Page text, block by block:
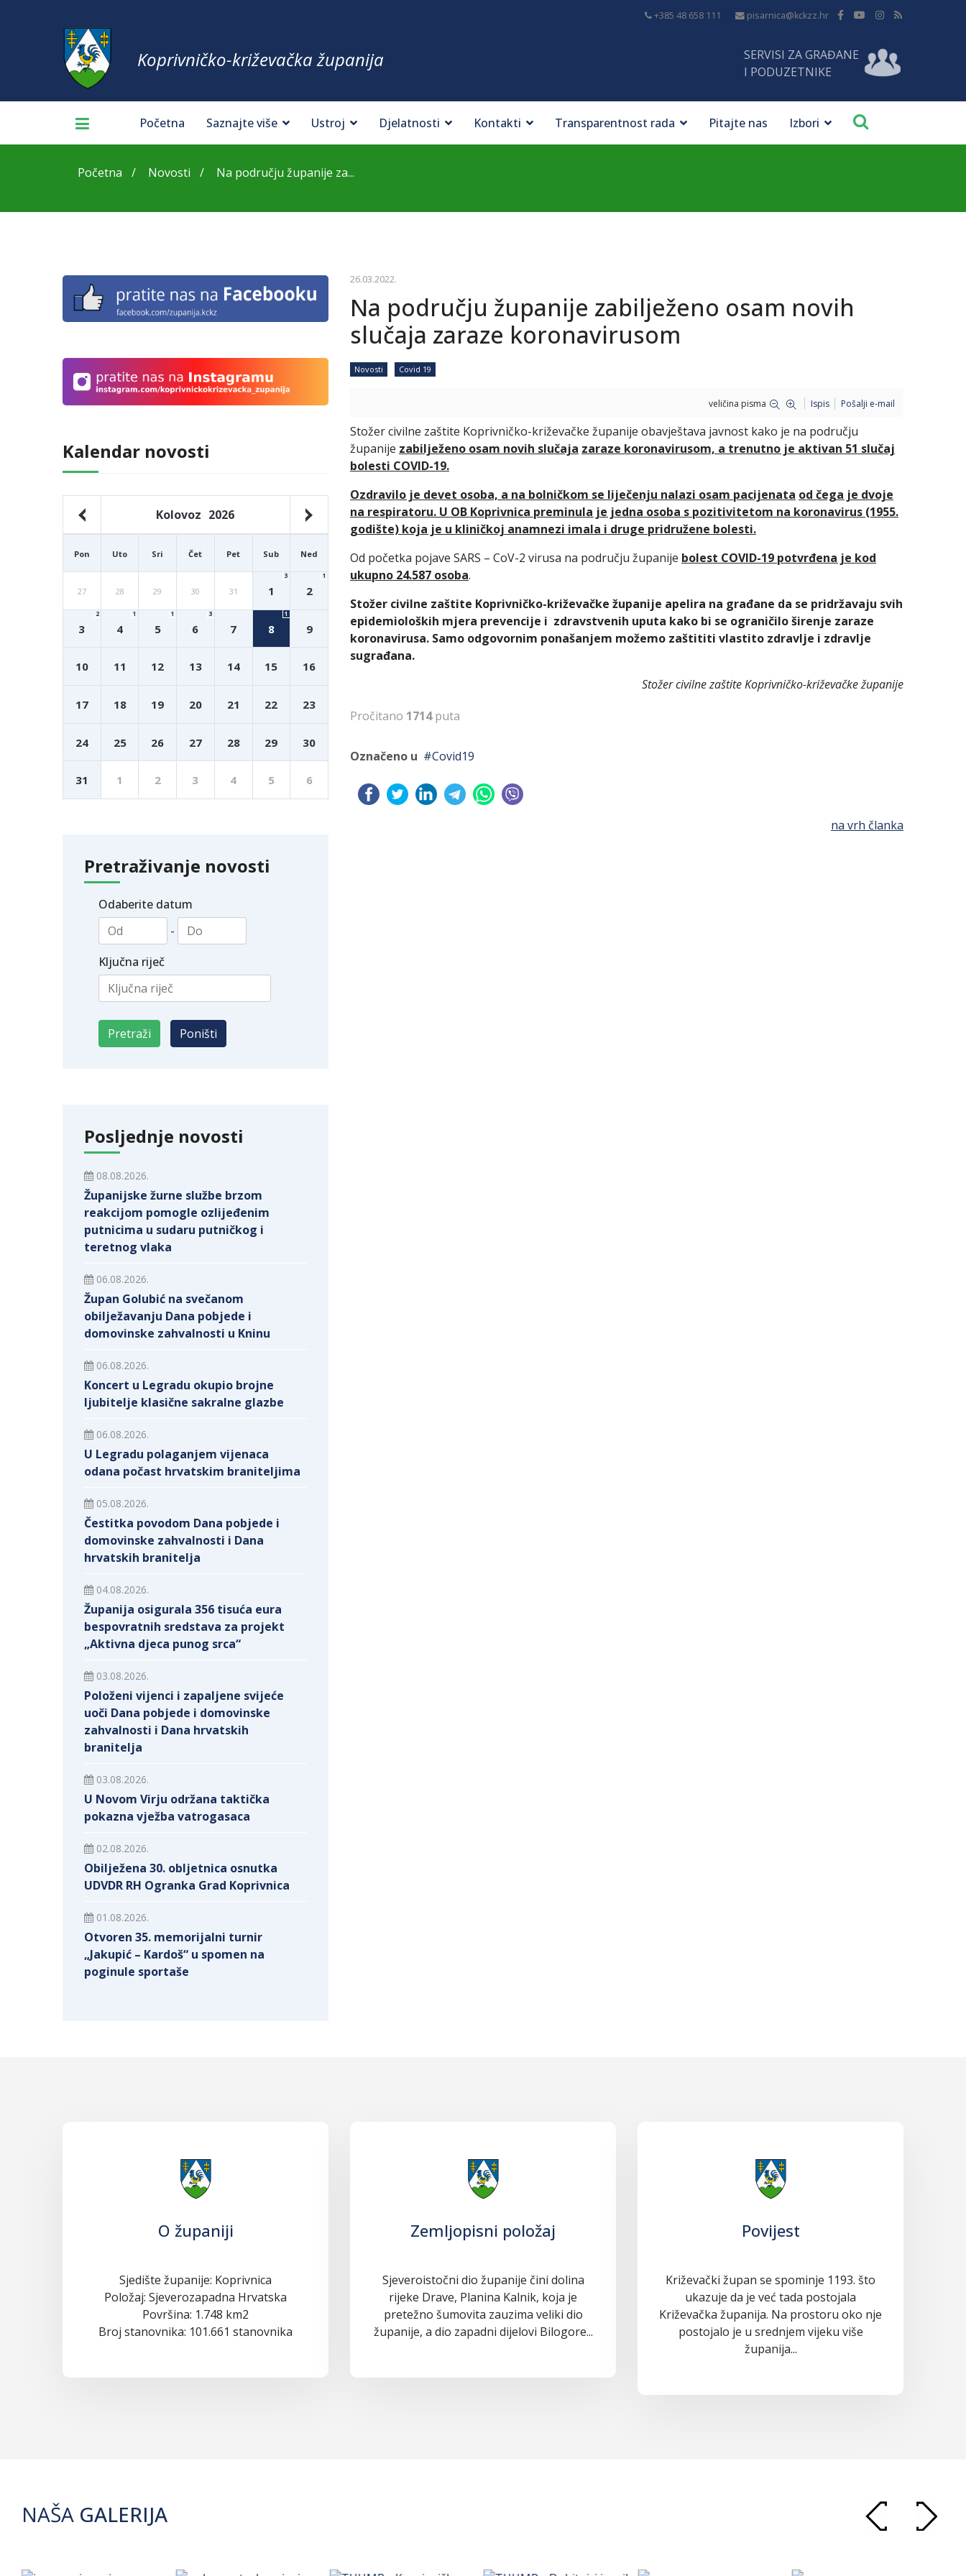
+385 48 658 111 pisarnica@kckzz.hr
Koprivničko-križevačka županija
SERVISI ZA GRAĐANE
I PODUZETNIKE
Početna Saznajte više Ustroj Djelatnosti Kontakti Transparentnost rada Pitajte nas Izbori
Početna Novosti Na području županije za...
Kalendar novosti
Kolovoz 2026
Pon Uto Sri Čet Pet Sub Ned
27 28 29 30 31 1
3
2
1
3
2
4
1
5
1
6
3
7 8
1
9
10 11 12 13 14 15 16
17 18 19 20 21 22 23
24 25 26 27 28 29 30
31 1 2 3 4 5 6
Pretraživanje novosti
Odaberite datum
-
Ključna riječ
Posljednje novosti
08.08.2026.
Županijske žurne službe brzom
reakcijom pomogle ozlijeđenim
putnicima u sudaru putničkog i
teretnog vlaka
06.08.2026.
Župan Golubić na svečanom
obilježavanju Dana pobjede i
domovinske zahvalnosti u Kninu
06.08.2026.
Koncert u Legradu okupio brojne
ljubitelje klasične sakralne glazbe
06.08.2026.
U Legradu polaganjem vijenaca
odana počast hrvatskim braniteljima
05.08.2026.
Čestitka povodom Dana pobjede i
domovinske zahvalnosti i Dana
hrvatskih branitelja
04.08.2026.
Županija osigurala 356 tisuća eura
bespovratnih sredstava za projekt
„Aktivna djeca punog srca“
03.08.2026.
Položeni vijenci i zapaljene svijeće
uoči Dana pobjede i domovinske
zahvalnosti i Dana hrvatskih
branitelja
03.08.2026.
U Novom Virju održana taktička
pokazna vježba vatrogasaca
02.08.2026.
Obilježena 30. obljetnica osnutka
UDVDR RH Ogranka Grad Koprivnica
01.08.2026.
Otvoren 35. memorijalni turnir
„Jakupić – Kardoš“ u spomen na
poginule sportaše
26.03.2022.
Na području županije zabilježeno osam novih
slučaja zaraze koronavirusom
Novosti Covid 19
veličina pisma Ispis Pošalji e-mail
Stožer civilne zaštite Koprivničko-križevačke županije obavještava javnost kako je na području
županije zabilježeno osam novih slučaja zaraze koronavirusom, a trenutno je aktivan 51 slučaj
bolesti COVID-19.
Ozdravilo je devet osoba, a na bolničkom se liječenju nalazi osam pacijenata od čega je dvoje
na respiratoru. U OB Koprivnica preminula je jedna osoba s pozitivitetom na koronavirus (1955.
godište) koja je u kliničkoj anamnezi imala i druge pridružene bolesti.
Od početka pojave SARS – CoV-2 virusa na području županije bolest COVID-19 potvrđena je kod
ukupno 24.587 osoba.
Stožer civilne zaštite Koprivničko-križevačke županije apelira na građane da se pridržavaju svih
epidemioloških mjera prevencije i zdravstvenih uputa kako bi se ograničilo širenje zaraze
koronavirusa. Samo odgovornim ponašanjem možemo zaštititi vlastito zdravlje i zdravlje
sugrađana.
Stožer civilne zaštite Koprivničko-križevačke županije
Pročitano 1714puta
Označeno u Covid19
na vrh članka
O županiji
Sjedište županije: Koprivnica
Položaj: Sjeverozapadna Hrvatska
Površina: 1.748 km2
Broj stanovnika: 101.661 stanovnika
Zemljopisni položaj
Sjeveroistočni dio županije čini dolina
rijeke Drave, Planina Kalnik, koja je
pretežno šumovita zauzima veliki dio
županije, a dio zapadni dijelovi Bilogore...
Povijest
Križevački župan se spominje 1193. što
ukazuje da je već tada postojala
Križevačka županija. Na prostoru oko nje
postojalo je u srednjem vijeku više
županija...
NAŠA GALERIJA